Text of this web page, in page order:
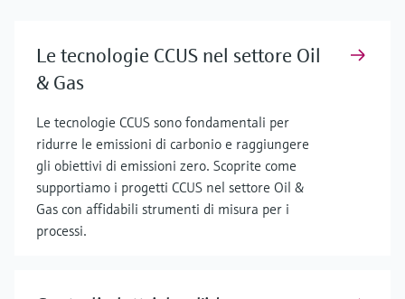
Le tecnologie CCUS nel settore Oil
& Gas
Le tecnologie CCUS sono fondamentali per
ridurre le emissioni di carbonio e raggiungere
gli obiettivi di emissioni zero. Scoprite come
supportiamo i progetti CCUS nel settore Oil &
Gas con affidabili strumenti di misura per i
processi.